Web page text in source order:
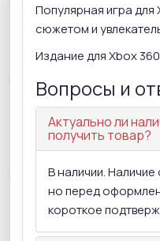
Популярная игра
сюжетом и
Издание для Xbox
Вопросы и
Актуально ли
получить товар?
В наличии.
но перед
короткое